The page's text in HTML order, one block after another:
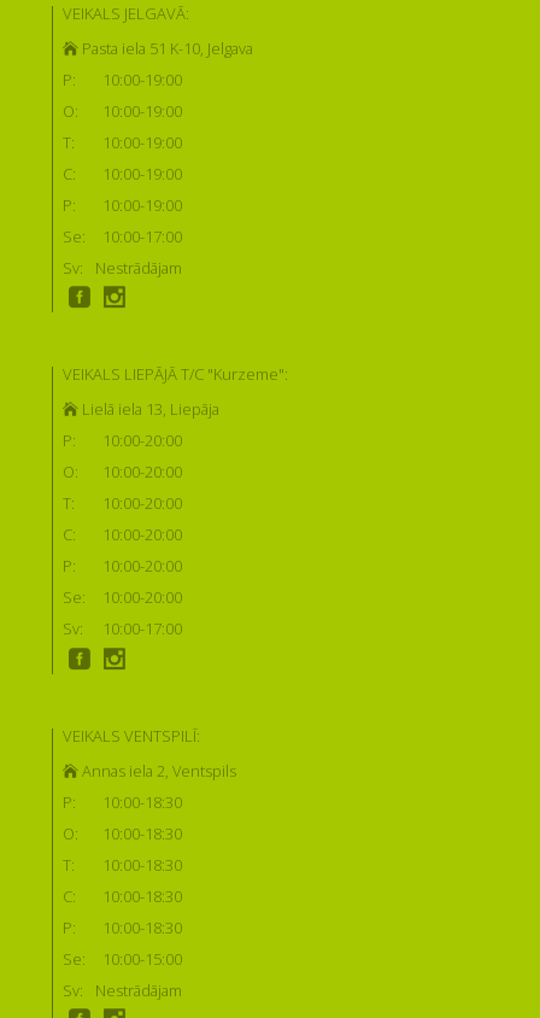
VEIKALS JELGAVĀ:
Pasta iela 51 K-10, Jelgava
P:
10:00-19:00
O:
10:00-19:00
T:
10:00-19:00
C:
10:00-19:00
P:
10:00-19:00
Se:
10:00-17:00
Sv:
Nestrādājam
VEIKALS LIEPĀJĀ T/C "Kurzeme":
Lielā iela 13, Liepāja
P:
10:00-20:00
O:
10:00-20:00
T:
10:00-20:00
C:
10:00-20:00
P:
10:00-20:00
Se:
10:00-20:00
Sv:
10:00-17:00
VEIKALS VENTSPILĪ:
Annas iela 2, Ventspils
P:
10:00-18:30
O:
10:00-18:30
T:
10:00-18:30
C:
10:00-18:30
P:
10:00-18:30
Se:
10:00-15:00
Sv:
Nestrādājam